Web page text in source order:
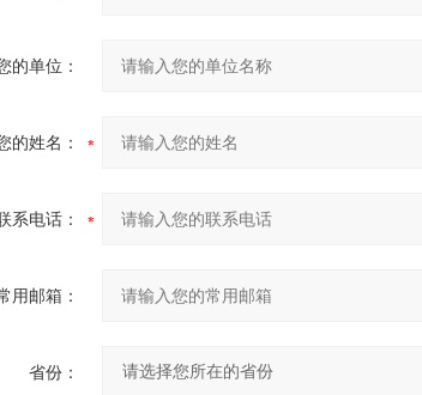
的单位：
的姓名：
系电话：
用邮箱：
省份：